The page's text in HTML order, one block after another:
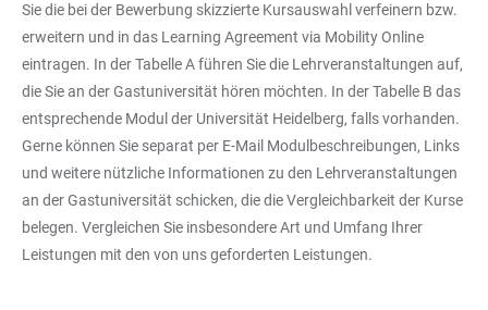
Sie die bei der Bewerbung skizzierte Kursauswahl verfeinern bzw.
erweitern und in das Learning Agreement via Mobility Online
eintragen. In der Tabelle A führen Sie die Lehrveranstaltungen auf,
die Sie an der Gastuniversität hören möchten. In der Tabelle B das
entsprechende Modul der Universität Heidelberg, falls vorhanden.
Gerne können Sie separat per E-Mail Modulbeschreibungen, Links
und weitere nützliche Informationen zu den Lehrveranstaltungen
an der Gastuniversität schicken, die die Vergleichbarkeit der Kurse
belegen. Vergleichen Sie insbesondere Art und Umfang Ihrer
Leistungen mit den von uns geforderten Leistungen.